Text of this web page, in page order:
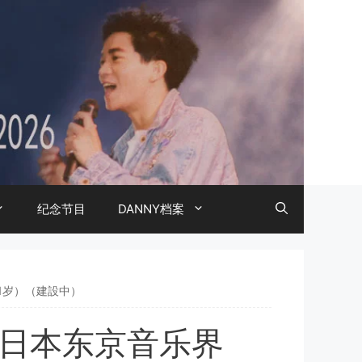
纪念节目 DANNY档案
）（建設中）
本东京音乐界